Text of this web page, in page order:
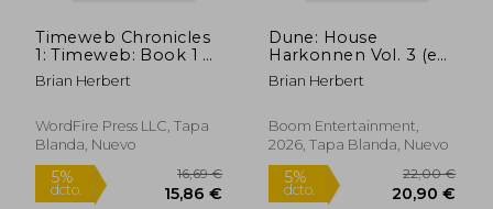
Timeweb Chronicles
1: Timeweb: Book 1 of
the Timeweb
Chronicles: Volume 1
Brian Herbert
WordFire Press LLC, Tapa
Blanda, Nuevo
Dune: House
Harkonnen Vol. 3 (en
Inglés)
Brian Herbert
Boom Entertainment,
2026, Tapa Blanda, Nuevo